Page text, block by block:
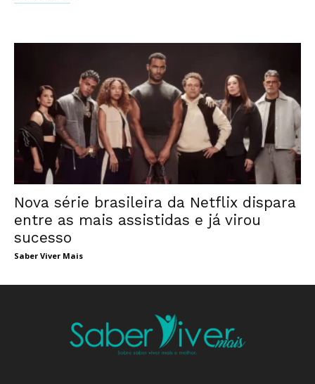
Nova série brasileira da Netflix dispara
entre as mais assistidas e já virou
sucesso
Saber Viver Mais